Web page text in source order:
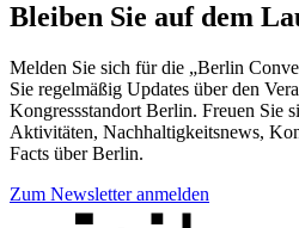
Bleiben Sie auf dem
Melden Sie sich für die „Berlin
Sie regelmäßig Updates über den
Kongressstandort Berlin. Freuen Sie
Aktivitäten, Nachhaltigkeitsnews,
Facts über Berlin.
Zum Newsletter anmelden